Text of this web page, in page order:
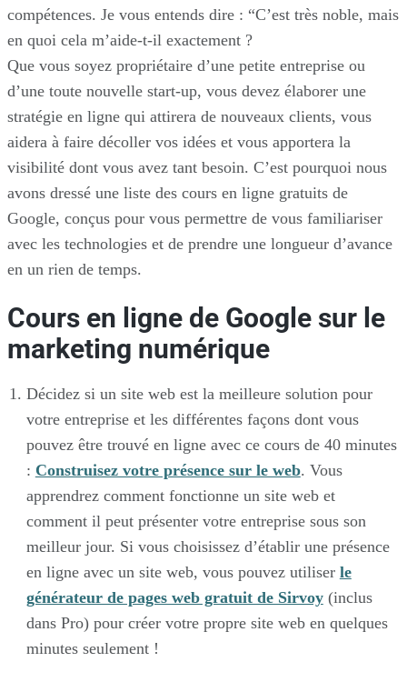
compétences. Je vous entends dire : “C’est très noble, mais
en quoi cela m’aide-t-il exactement ?
Que vous soyez propriétaire d’une petite entreprise ou
d’une toute nouvelle start-up, vous devez élaborer une
stratégie en ligne qui attirera de nouveaux clients, vous
aidera à faire décoller vos idées et vous apportera la
visibilité dont vous avez tant besoin. C’est pourquoi nous
avons dressé une liste des cours en ligne gratuits de
Google, conçus pour vous permettre de vous familiariser
avec les technologies et de prendre une longueur d’avance
en un rien de temps.
Cours en ligne de Google sur le
marketing numérique
Décidez si un site web est la meilleure solution pour
votre entreprise et les différentes façons dont vous
pouvez être trouvé en ligne avec ce cours de 40 minutes
: Construisez votre présence sur le web. Vous
apprendrez comment fonctionne un site web et
comment il peut présenter votre entreprise sous son
meilleur jour. Si vous choisissez d’établir une présence
en ligne avec un site web, vous pouvez utiliser le
générateur de pages web gratuit de Sirvoy(inclus
dans Pro) pour créer votre propre site web en quelques
minutes seulement !